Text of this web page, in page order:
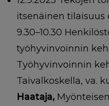
itsenäinen tilaisuus
9.30–10.30
työhyvinvoinnin
Työhyvinvoinnin
Taivalkoskella, va.
Haataja,